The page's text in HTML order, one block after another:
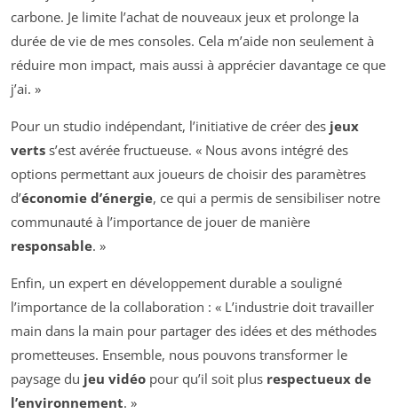
carbone. Je limite l’achat de nouveaux jeux et prolonge la
durée de vie de mes consoles. Cela m’aide non seulement à
réduire mon impact, mais aussi à apprécier davantage ce que
j’ai. »
Pour un studio indépendant, l’initiative de créer des jeux
verts s’est avérée fructueuse. « Nous avons intégré des
options permettant aux joueurs de choisir des paramètres
d’économie d’énergie, ce qui a permis de sensibiliser notre
communauté à l’importance de jouer de manière
responsable. »
Enfin, un expert en développement durable a souligné
l’importance de la collaboration : « L’industrie doit travailler
main dans la main pour partager des idées et des méthodes
prometteuses. Ensemble, nous pouvons transformer le
paysage du jeu vidéo pour qu’il soit plus respectueux de
l’environnement. »